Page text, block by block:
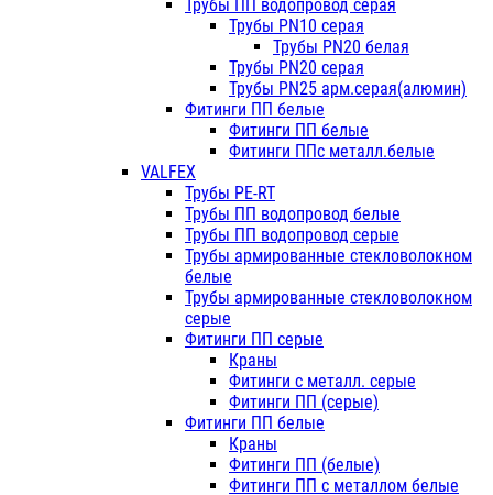
Трубы ПП водопровод серая
Трубы PN10 серая
Трубы PN20 белая
Трубы PN20 серая
Трубы PN25 арм.серая(алюмин)
Фитинги ПП белые
Фитинги ПП белые
Фитинги ППс металл.белые
VALFEX
Трубы PE-RT
Трубы ПП водопровод белые
Трубы ПП водопровод серые
Трубы армированные стекловолокном
белые
Трубы армированные стекловолокном
серые
Фитинги ПП серые
Краны
Фитинги с металл. серые
Фитинги ПП (серые)
Фитинги ПП белые
Краны
Фитинги ПП (белые)
Фитинги ПП с металлом белые